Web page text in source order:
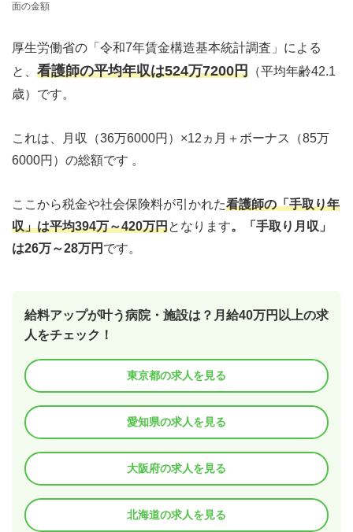
面の金額
厚生労働省の「令和7年賃金構造基本統計調査」による
と、 看護師の平均年収は524万7200円 （平均年齢42.1
歳）です。
これは、月収（36万6000円）×12ヵ月＋ボーナス（85万
6000円）の総額です 。
ここから税金や社会保険料が引かれた看護師の「手取り年
収」は平均394万～420万円となります。「手取り月収」
は26万～28万円 です。
給料アップが叶う病院・施設は？月給40万円以上の求
人をチェック！
東京都の求人を見る
愛知県の求人を見る
大阪府の求人を見る
北海道の求人を見る